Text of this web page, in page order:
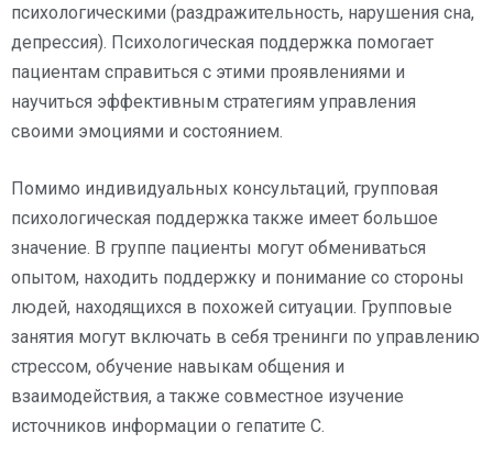
психологическими (раздражительность, нарушения сна,
депрессия). Психологическая поддержка помогает
пациентам справиться с этими проявлениями и
научиться эффективным стратегиям управления
своими эмоциями и состоянием.
Помимо индивидуальных консультаций, групповая
психологическая поддержка также имеет большое
значение. В группе пациенты могут обмениваться
опытом, находить поддержку и понимание со стороны
людей, находящихся в похожей ситуации. Групповые
занятия могут включать в себя тренинги по управлению
стрессом, обучение навыкам общения и
взаимодействия, а также совместное изучение
источников информации о гепатите C.